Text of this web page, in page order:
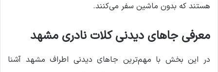
هستند که بدون ماشین سفر می‌کنند.
معرفی جاهای دیدنی کلات نادری مشهد
در این بخش با مهم‌ترین جاهای دیدنی اطراف مشهد آشنا